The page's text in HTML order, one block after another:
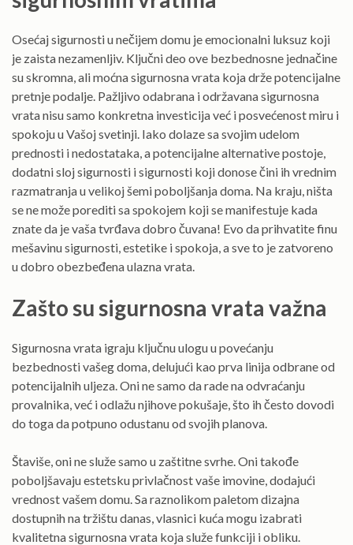
Osećaj sigurnosti u nečijem domu je emocionalni luksuz koji
je zaista nezamenljiv. Ključni deo ove bezbednosne jednačine
su skromna, ali moćna sigurnosna vrata koja drže potencijalne
pretnje podalje. Pažljivo odabrana i održavana sigurnosna
vrata nisu samo konkretna investicija već i posvećenost miru i
spokoju u Vašoj svetinji. Iako dolaze sa svojim udelom
prednosti i nedostataka, a potencijalne alternative postoje,
dodatni sloj sigurnosti i sigurnosti koji donose čini ih vrednim
razmatranja u velikoj šemi poboljšanja doma. Na kraju, ništa
se ne može porediti sa spokojem koji se manifestuje kada
znate da je vaša tvrđava dobro čuvana! Evo da prihvatite finu
mešavinu sigurnosti, estetike i spokoja, a sve to je zatvoreno
u dobro obezbeđena ulazna vrata.
Zašto su sigurnosna vrata važna
Sigurnosna vrata igraju ključnu ulogu u povećanju
bezbednosti vašeg doma, delujući kao prva linija odbrane od
potencijalnih uljeza. Oni ne samo da rade na odvraćanju
provalnika, već i odlažu njihove pokušaje, što ih često dovodi
do toga da potpuno odustanu od svojih planova.
Štaviše, oni ne služe samo u zaštitne svrhe. Oni takođe
poboljšavaju estetsku privlačnost vaše imovine, dodajući
vrednost vašem domu. Sa raznolikom paletom dizajna
dostupnih na tržištu danas, vlasnici kuća mogu izabrati
kvalitetna sigurnosna vrata koja služe funkciji i obliku.